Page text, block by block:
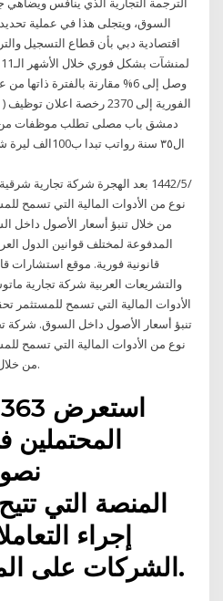
السوق، ويتجلى هذا في عملية
الفورية إلى 2370 رخصة
دمشق باب مصلى تطلب موظفات من
ال٣٥ سنة رواتب
نوع من الأدوات المالية التي تسمح
من خلال تنبؤ أسعار الأصول داخل
المدفوعة لمختلف قوانين الدول
قانونية فورية. موقع استشارات
والتشريعات العربية شركة تجارية
الأدوات المالية التي تسمح
تنبؤ أسعار الأصول داخل السوق. شركة
نوع من الأدوات المالية التي تسمح
من خلال تنبؤ أسعار الأصول داخل السوق.
إجراء
الشركات على المستوى العالمي.